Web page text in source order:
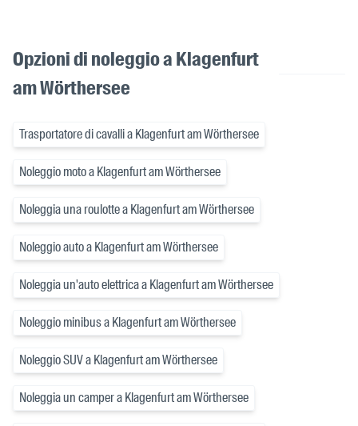
Opzioni di noleggio a Klagenfurt
am Wörthersee
Trasportatore di cavalli a Klagenfurt am Wörthersee
Noleggio moto a Klagenfurt am Wörthersee
Noleggia una roulotte a Klagenfurt am Wörthersee
Noleggio auto a Klagenfurt am Wörthersee
Noleggia un'auto elettrica a Klagenfurt am Wörthersee
Noleggio minibus a Klagenfurt am Wörthersee
Noleggio SUV a Klagenfurt am Wörthersee
Noleggia un camper a Klagenfurt am Wörthersee